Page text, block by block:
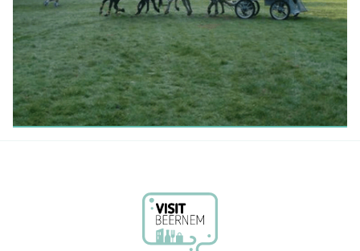
Koetsenritten en huifkartochten